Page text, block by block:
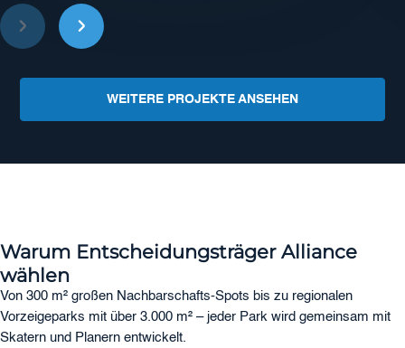
WEITERE PROJEKTE ANSEHEN
Warum Entscheidungsträger Alliance
wählen
Von 300 m² großen Nachbarschafts-Spots bis zu regionalen
Vorzeigeparks mit über 3.000 m² – jeder Park wird gemeinsam mit
Skatern und Planern entwickelt.